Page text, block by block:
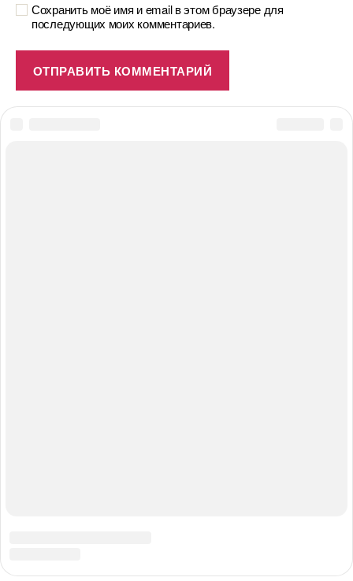
Сохранить моё имя и email в этом браузере для
последующих моих комментариев.